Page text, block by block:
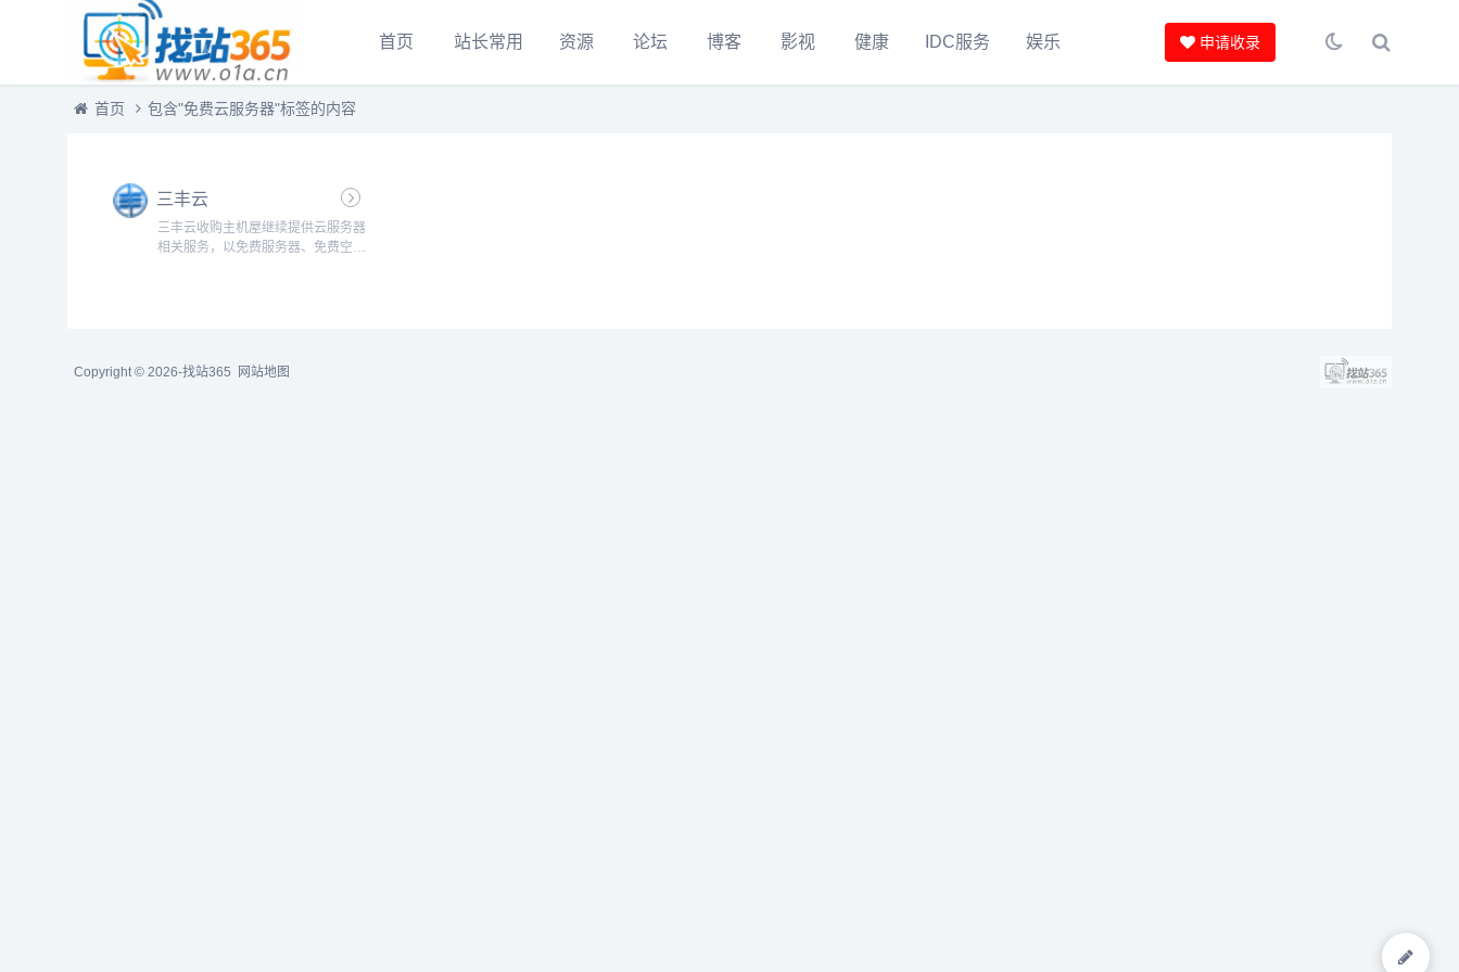
首页 站长常用 资源 论坛 博客 影视 健康 IDC服务 娱乐 申请收录
首页 包含"免费云服务器"标签的内容
三丰云
三丰云收购主机屋继续提供云服务器
相关服务，以免费服务器、免费空
Copyright © 2026-找站365 网站地图